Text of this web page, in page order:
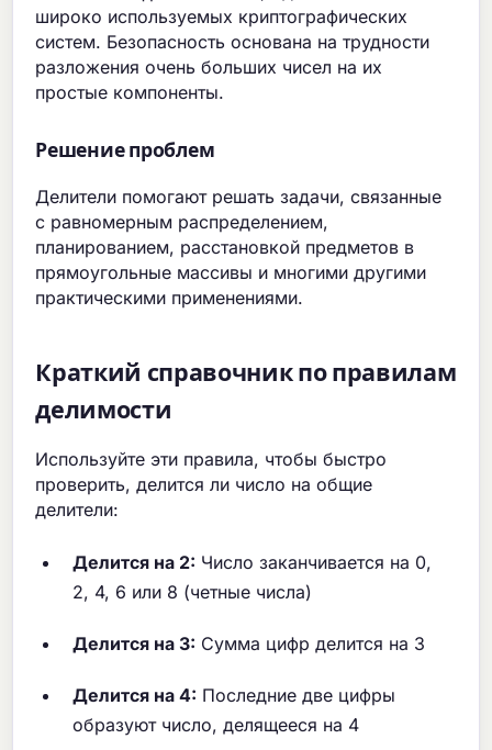
широко используемых криптографических
систем. Безопасность основана на трудности
разложения очень больших чисел на их
простые компоненты.
Решение проблем
Делители помогают решать задачи, связанные
с равномерным распределением,
планированием, расстановкой предметов в
прямоугольные массивы и многими другими
практическими применениями.
Краткий справочник по правилам
делимости
Используйте эти правила, чтобы быстро
проверить, делится ли число на общие
делители:
Делится на 2: Число заканчивается на 0,
2, 4, 6 или 8 (четные числа)
Делится на 3: Сумма цифр делится на 3
Делится на 4: Последние две цифры
образуют число, делящееся на 4